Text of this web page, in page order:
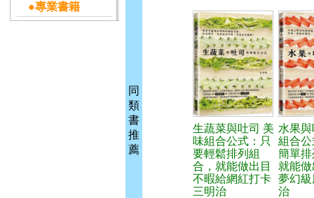
●專業書籍
同
類
書
推
薦
生蔬菜與吐司 美
味組合公式：只
要輕鬆排列組
合，就能做出目
不暇給網紅打卡
三明治
水果
組合
簡單
就能
夢幻
治